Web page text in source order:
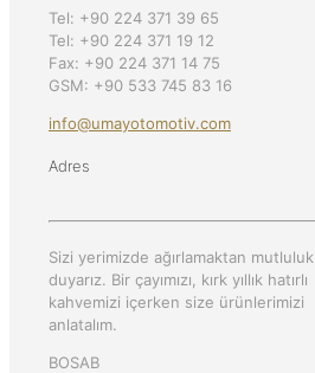
Tel: +90 224 371 39 65
Tel: +90 224 371 19 12
Fax: +90 224 371 14 75
GSM: +90 533 745 83 16
info@umayotomotiv.com
Adres
Sizi yerimizde ağırlamaktan mutluluk
duyarız. Bir çayımızı, kırk yıllık hatırlı
kahvemizi içerken size ürünlerimizi
anlatalım.
BOSAB